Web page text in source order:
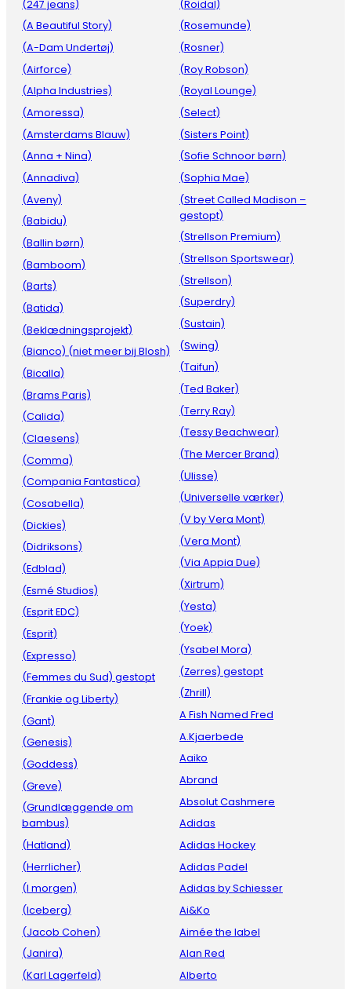
(247 jeans)
(A Beautiful Story)
(A-Dam Undertøj)
(Airforce)
(Alpha Industries)
(Amoressa)
(Amsterdams Blauw)
(Anna + Nina)
(Annadiva)
(Aveny)
(Babidu)
(Ballin børn)
(Bamboom)
(Barts)
(Batida)
(Beklædningsprojekt)
(Bianco) (niet meer bij Blosh)
(Bicalla)
(Brams Paris)
(Calida)
(Claesens)
(Comma)
(Compania Fantastica)
(Cosabella)
(Dickies)
(Didriksons)
(Edblad)
(Esmé Studios)
(Esprit EDC)
(Esprit)
(Expresso)
(Femmes du Sud) gestopt
(Frankie og Liberty)
(Gant)
(Genesis)
(Goddess)
(Greve)
(Grundlæggende om
bambus)
(Hatland)
(Herrlicher)
(I morgen)
(Iceberg)
(Jacob Cohen)
(Janira)
(Karl Lagerfeld)
(Roidal)
(Rosemunde)
(Rosner)
(Roy Robson)
(Royal Lounge)
(Select)
(Sisters Point)
(Sofie Schnoor børn)
(Sophia Mae)
(Street Called Madison –
gestopt)
(Strellson Premium)
(Strellson Sportswear)
(Strellson)
(Superdry)
(Sustain)
(Swing)
(Taifun)
(Ted Baker)
(Terry Ray)
(Tessy Beachwear)
(The Mercer Brand)
(Ulisse)
(Universelle værker)
(V by Vera Mont)
(Vera Mont)
(Via Appia Due)
(Xirtrum)
(Yesta)
(Yoek)
(Ysabel Mora)
(Zerres) gestopt
(Zhrill)
A Fish Named Fred
A.Kjaerbede
Aaiko
Abrand
Absolut Cashmere
Adidas
Adidas Hockey
Adidas Padel
Adidas by Schiesser
Ai&Ko
Aimée the label
Alan Red
Alberto